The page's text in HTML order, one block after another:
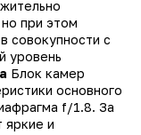
при этом
совокупности с
уровень
Блок камер
основного
f/1.8. За
яркие и
128